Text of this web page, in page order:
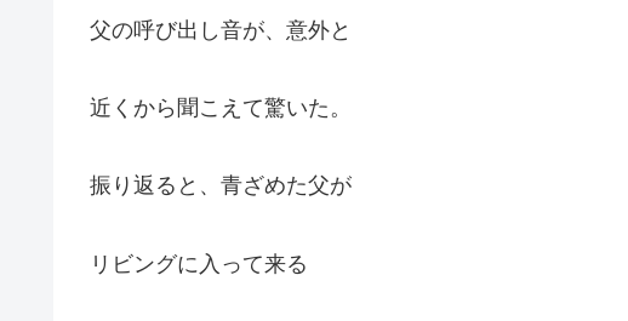
父の呼び出し音が、意外と
近くから聞こえて驚いた。
振り返ると、青ざめた父が
リビングに入って来る